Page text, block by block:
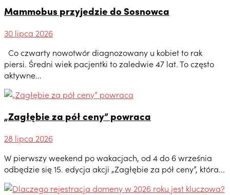
Mammobus przyjedzie do Sosnowca
30 lipca 2026
Co czwarty nowotwór diagnozowany u kobiet to rak
piersi. Średni wiek pacjentki to zaledwie 47 lat. To często
aktywne...
„Zagłębie za pół ceny” powraca
28 lipca 2026
W pierwszy weekend po wakacjach, od 4 do 6 września
odbędzie się 15. edycja akcji „Zagłębie za pół ceny”, która...